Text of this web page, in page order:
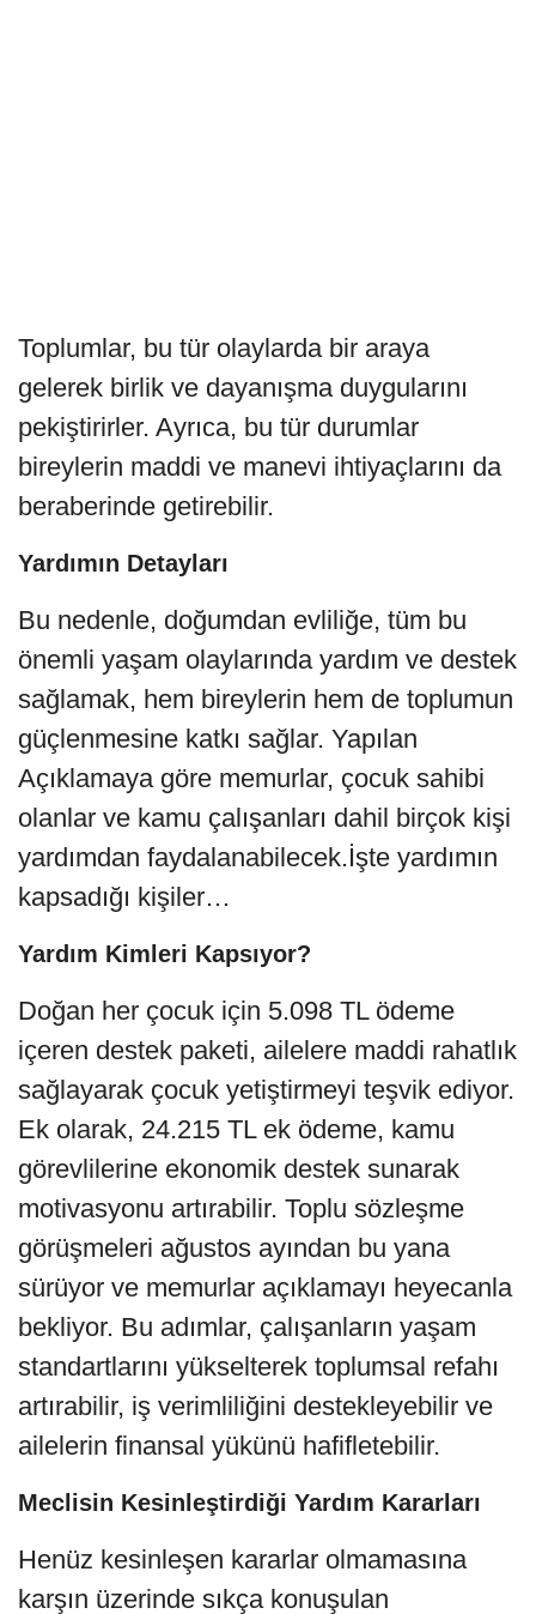
Toplumlar, bu tür olaylarda bir araya
gelerek birlik ve dayanışma duygularını
pekiştirirler. Ayrıca, bu tür durumlar
bireylerin maddi ve manevi ihtiyaçlarını da
beraberinde getirebilir.
Yardımın Detayları
Bu nedenle, doğumdan evliliğe, tüm bu
önemli yaşam olaylarında yardım ve destek
sağlamak, hem bireylerin hem de toplumun
güçlenmesine katkı sağlar. Yapılan
Açıklamaya göre memurlar, çocuk sahibi
olanlar ve kamu çalışanları dahil birçok kişi
yardımdan faydalanabilecek.İşte yardımın
kapsadığı kişiler…
Yardım Kimleri Kapsıyor?
Doğan her çocuk için 5.098 TL ödeme
içeren destek paketi, ailelere maddi rahatlık
sağlayarak çocuk yetiştirmeyi teşvik ediyor.
Ek olarak, 24.215 TL ek ödeme, kamu
görevlilerine ekonomik destek sunarak
motivasyonu artırabilir. Toplu sözleşme
görüşmeleri ağustos ayından bu yana
sürüyor ve memurlar açıklamayı heyecanla
bekliyor. Bu adımlar, çalışanların yaşam
standartlarını yükselterek toplumsal refahı
artırabilir, iş verimliliğini destekleyebilir ve
ailelerin finansal yükünü hafifletebilir.
Meclisin Kesinleştirdiği Yardım Kararları
Henüz kesinleşen kararlar olmamasına
karşın üzerinde sıkça konuşulan